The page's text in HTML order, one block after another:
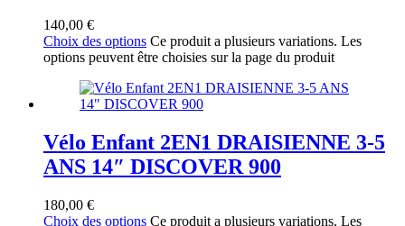
140,00 €
Choix des options Ce produit a plusieurs variations. Les
options peuvent être choisies sur la page du produit
Vélo Enfant 2EN1 DRAISIENNE 3-5
ANS 14″ DISCOVER 900
180,00 €
Choix des options Ce produit a plusieurs variations. Les